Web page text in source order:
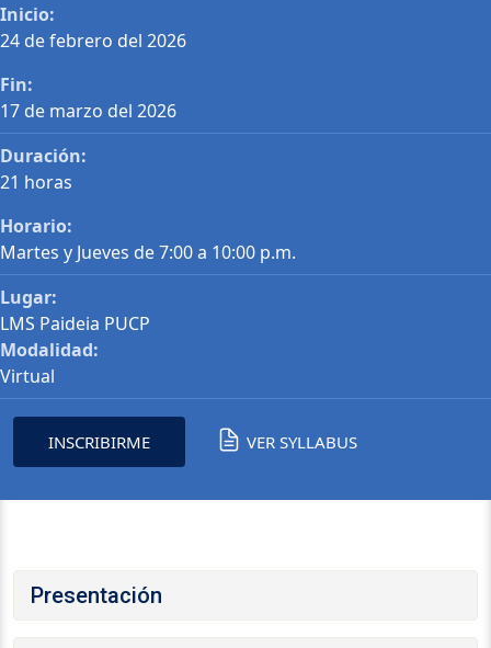
Inicio:
24 de febrero del 2026
Fin:
17 de marzo del 2026
Duración:
21 horas
Horario:
Martes y Jueves de 7:00 a 10:00 p.m.
Lugar:
LMS Paideia PUCP
Modalidad:
Virtual
INSCRIBIRME VER SYLLABUS
Presentación